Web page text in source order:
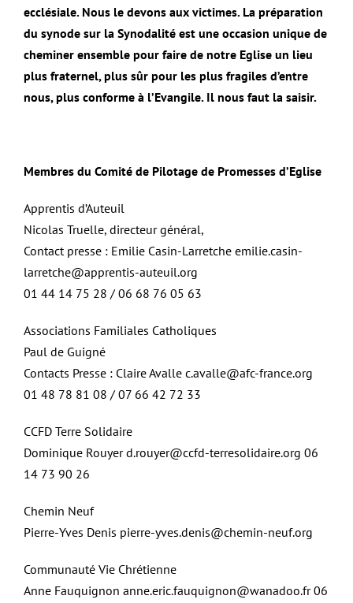
ecclésiale. Nous le devons aux victimes. La préparation
du synode sur la Synodalité est une occasion unique de
cheminer ensemble pour faire de notre Eglise un lieu
plus fraternel, plus sûr pour les plus fragiles d’entre
nous, plus conforme à l’Evangile. Il nous faut la saisir.
Membres du Comité de Pilotage de Promesses d’Eglise
Apprentis d’Auteuil
Nicolas Truelle, directeur général,
Contact presse : Emilie Casin-Larretche emilie.casin-
larretche@apprentis-auteuil.org
01 44 14 75 28 / 06 68 76 05 63
Associations Familiales Catholiques
Paul de Guigné
Contacts Presse : Claire Avalle c.avalle@afc-france.org
01 48 78 81 08 / 07 66 42 72 33
CCFD Terre Solidaire
Dominique Rouyer d.rouyer@ccfd-terresolidaire.org 06
14 73 90 26
Chemin Neuf
Pierre-Yves Denis pierre-yves.denis@chemin-neuf.org
Communauté Vie Chrétienne
Anne Fauquignon anne.eric.fauquignon@wanadoo.fr 06